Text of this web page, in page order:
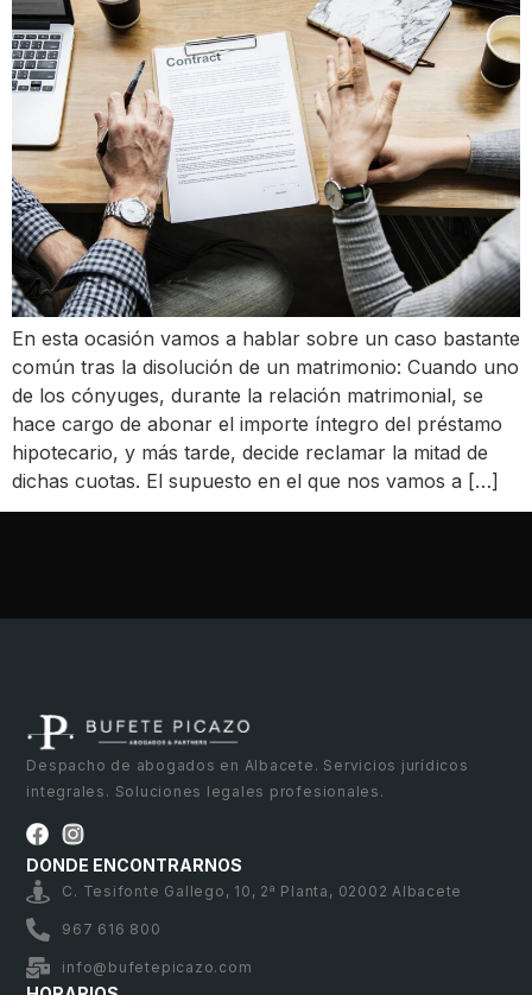
En esta ocasión vamos a hablar sobre un caso bastante
común tras la disolución de un matrimonio: Cuando uno
de los cónyuges, durante la relación matrimonial, se
hace cargo de abonar el importe íntegro del préstamo
hipotecario, y más tarde, decide reclamar la mitad de
dichas cuotas. El supuesto en el que nos vamos a […]
Despacho de abogados en Albacete. Servicios jurídicos
integrales. Soluciones legales profesionales.
DONDE ENCONTRARNOS
C. Tesifonte Gallego, 10, 2ª Planta, 02002 Albacete
967 616 800
info@bufetepicazo.com